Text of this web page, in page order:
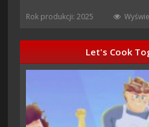
Rok produkcji: 2025
Let's Cook